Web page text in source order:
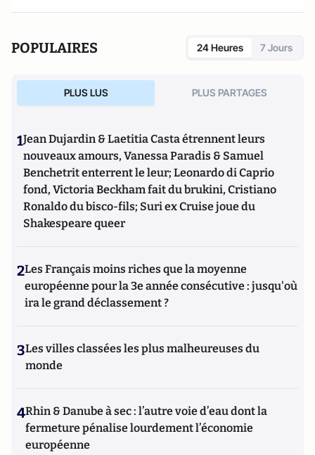
systématique aux référendums ; une autonomie totale des
POPULAIRES 24 Heures 7 Jours
PLUS LUS PLUS PARTAGES
1Jean Dujardin & Laetitia Casta étrennent leurs
nouveaux amours, Vanessa Paradis & Samuel
Benchetrit enterrent le leur; Leonardo di Caprio
fond, Victoria Beckham fait du brukini, Cristiano
Ronaldo du bisco-fils; Suri ex Cruise joue du
Shakespeare queer
2Les Français moins riches que la moyenne
européenne pour la 3e année consécutive : jusqu'où
ira le grand déclassement ?
3Les villes classées les plus malheureuses du
monde
4Rhin & Danube à sec : l’autre voie d’eau dont la
fermeture pénalise lourdement l’économie
européenne